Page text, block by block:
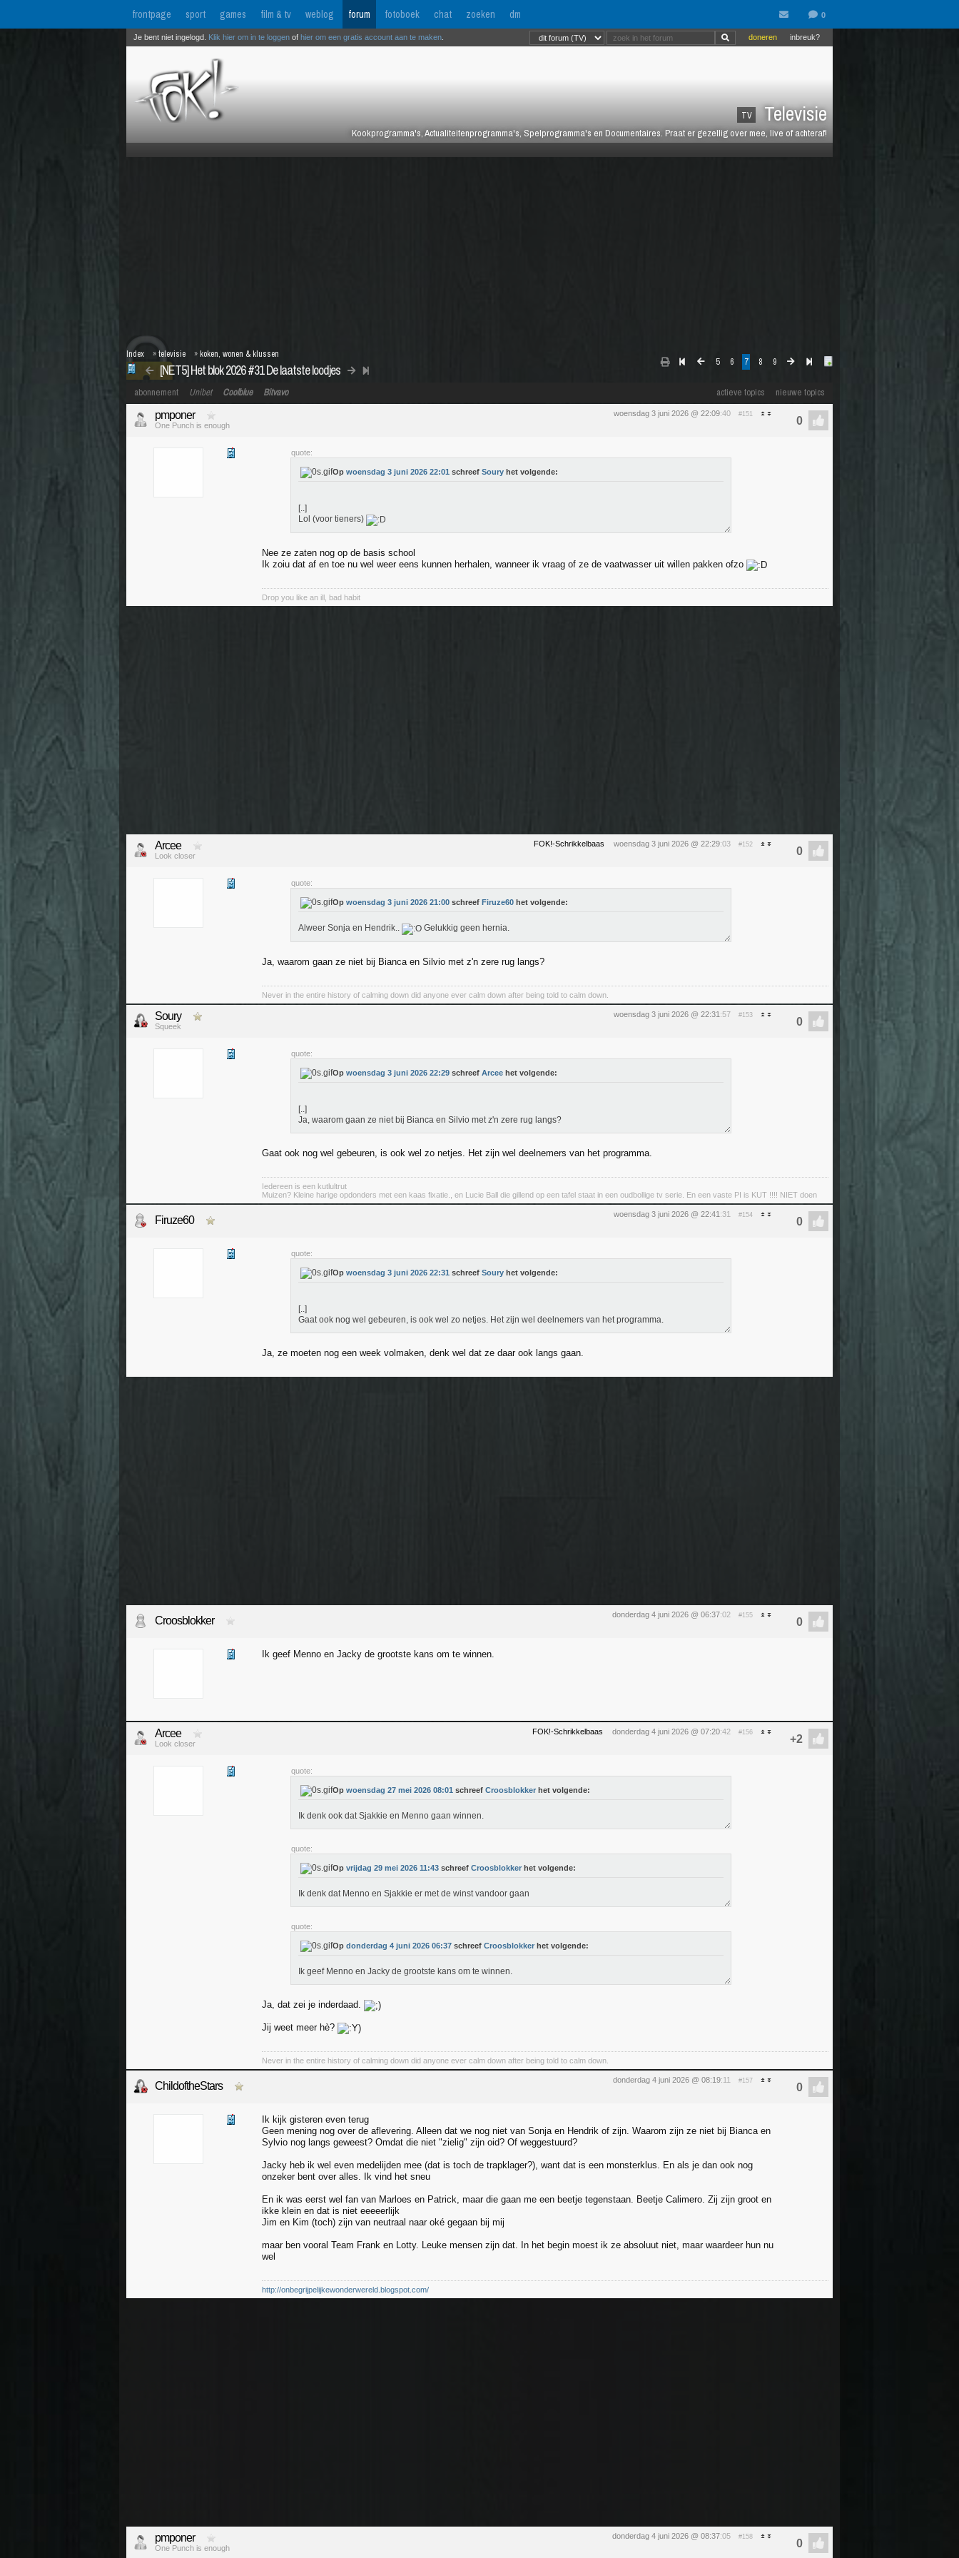
frontpage sport games film & tv weblog forum fotoboek chat zoeken dm
TV Televisie
Kookprogramma's, Actualiteitenprogramma's, Spelprogramma's en Documentaires. Praat er gezellig over mee, live of achteraf!
inbreuk?
doneren
Je bent niet ingelogd. Klik hier om in te loggen of hier om een gratis account aan te maken
5 6 7 8 9
[NET5] Het blok 2026 #31 De laatste loodjes
Index »televisie » koken, wonen & klussen
actieve topics nieuwe topics
abonnement Unibet Coolblue Bitvavo
woensdag 3 juni 2026 @ 22:09:40 #151
pmponer
One Punch is enough
quote:
Op woensdag 3 juni 2026 22:01 schreef Soury het volgende:
[..]
Lol (voor tieners)
Nee ze zaten nog op de basis school
Ik zoiu dat af en toe nu wel weer eens kunnen herhalen, wanneer ik vraag of ze de vaatwasser uit willen pakken ofzo
Drop you like an ill, bad habit
FOK!-Schrikkelbaas woensdag 3 juni 2026 @ 22:29:03 #152
Arcee
Look closer
quote:
Op woensdag 3 juni 2026 21:00 schreef Firuze60 het volgende:
Alweer Sonja en Hendrik.. Gelukkig geen hernia.
Ja, waarom gaan ze niet bij Bianca en Silvio met z'n zere rug langs?
Never in the entire history of calming down did anyone ever calm down after being told to calm down.
woensdag 3 juni 2026 @ 22:31 :57 #153
Soury
Squeek
quote:
Op woensdag 3 juni 2026 22:29 schreef Arcee het volgende:
[..]
Ja, waarom gaan ze niet bij Bianca en Silvio met z'n zere rug langs?
Gaat ook nog wel gebeuren, is ook wel zo netjes. Het zijn wel deelnemers van het programma.
Iedereen is een kutlultrut
Muizen? Kleine harige opdonders met een kaas fixatie., en Lucie Ball die gillend op een tafel staat in een oudbollige tv serie. En een vaste PI is KUT !!!! NIET doen
woensdag 3 juni 2026 @ 22:41 :31 #154
Firuze60
quote:
Op woensdag 3 juni 2026 22:31 schreef Soury het volgende:
[..]
Gaat ook nog wel gebeuren, is ook wel zo netjes. Het zijn wel deelnemers van het programma.
Ja, ze moeten nog een week volmaken, denk wel dat ze daar ook langs gaan.
donderdag 4 juni 2026 @ 06:37:02 #155
Croosblokker
Ik geef Menno en Jacky de grootste kans om te winnen.
FOK!-Schrikkelbaas donderdag 4 juni 2026 @ 07:20:42 #156
Arcee
Look closer
quote:
Op woensdag 27 mei 2026 08:01 schreef Croosblokker het volgende:
Ik denk ook dat Sjakkie en Menno gaan winnen.
quote:
Op vrijdag 29 mei 2026 11:43 schreef Croosblokker het volgende:
Ik denk dat Menno en Sjakkie er met de winst vandoor gaan
quote:
Op donderdag 4 juni 2026 06:37 schreef Croosblokker het volgende:
Ik geef Menno en Jacky de grootste kans om te winnen.
Ja, dat zei je inderdaad.
Jij weet meer hè?
Never in the entire history of calming down did anyone ever calm down after being told to calm down.
donderdag 4 juni 2026 @ 08:19:11 #157
ChildoftheStars
Ik kijk gisteren even terug
Geen mening nog over de aflevering. Alleen dat we nog niet van Sonja en Hendrik of zijn. Waarom zijn ze niet bij Bianca en
Sylvio nog langs geweest? Omdat die niet "zielig" zijn oid? Of weggestuurd?
Jacky heb ik wel even medelijden mee (dat is toch de trapklager?), want dat is een monsterklus. En als je dan ook nog
onzeker bent over alles. Ik vind het sneu
En ik was eerst wel fan van Marloes en Patrick, maar die gaan me een beetje tegenstaan. Beetje Calimero. Zij zijn groot en
ikke klein en dat is niet eeeeerlijk
Jim en Kim (toch) zijn van neutraal naar oké gegaan bij mij
maar ben vooral Team Frank en Lotty. Leuke mensen zijn dat. In het begin moest ik ze absoluut niet, maar waardeer hun nu
wel
http://onbegrijpelijkewonderwereld.blogspot.com/
donderdag 4 juni 2026 @ 08:37:05 #158
pmponer
One Punch is enough